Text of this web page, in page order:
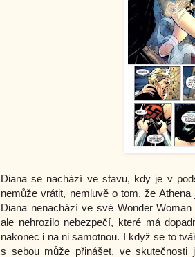
Diana se nachází ve stavu, kdy je v
nemůže vrátit, nemluvě o tom, že
Diana nenachází ve své Wonder
ale nehrozilo nebezpečí, které má
nakonec i na ni samotnou. I když se to
s sebou může přinášet, ve